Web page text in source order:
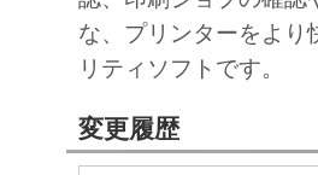
な、プリンターをより
リティソフトです。
変更履歴